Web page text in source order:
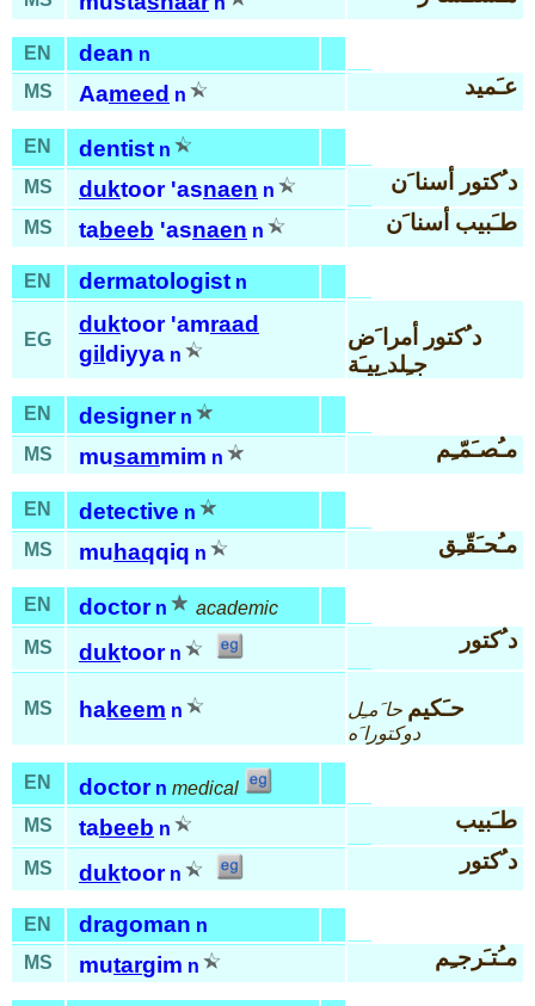
EN dean n
MS
Aameed n عـَميد
EN dentist n
MS
duktoor 'asnaen n د ُكتور أسنا َن
MS tabeeb 'asnaen n طـَبيب أسنا َن
EN dermatologist n
EG
duktoor 'amraad
gil diyya n
د ُكتور أمرا َض
جـِلد ِييـَة
EN designer n
MS
musammim n مـُصـَمّـِم
EN detective n
MS
muhaqqiq n مـُحـَقّـِق
EN doctor n
academic
MS
duktoor n
د ُكتور
MS hakeem n حـَكيم حا َمـِل
دوكتورا َه
EN doctor n medical
MS
tabeeb n طـَبيب
MS duktoor n
د ُكتور
EN dragoman n
MS
mutargim n مـُتـَرجـِم